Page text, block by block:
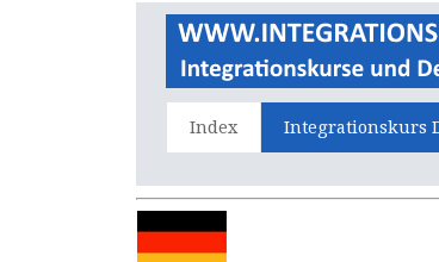
Index Integrationskurs